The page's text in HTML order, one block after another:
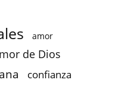
amor
de Dios
confianza